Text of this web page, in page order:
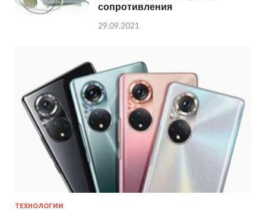
сопротивления
29.09.2021
ТЕХНОЛОГИИ